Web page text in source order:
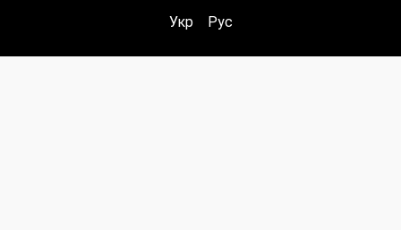
Укр Рус